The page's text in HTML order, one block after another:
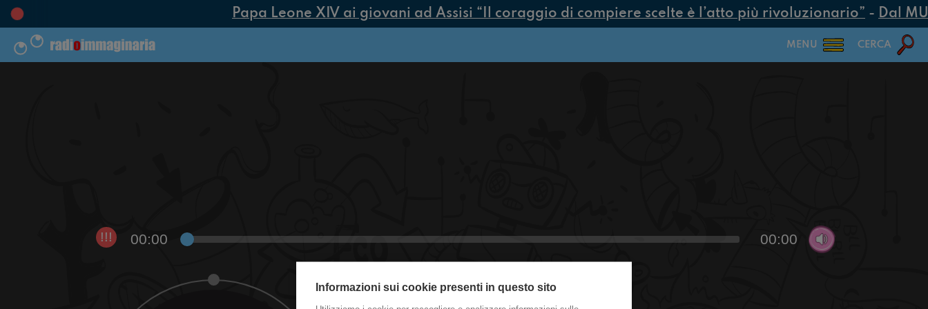
Papa Leone XIV ai giovani ad Assisi “Il coraggio di compiere scelte è l’atto più rivoluzionario”-Dal
MENU CERCA
!!! 00:00 00:00
#medicina Ho ragione io!
Informazioni sui cookie presenti in questo sito